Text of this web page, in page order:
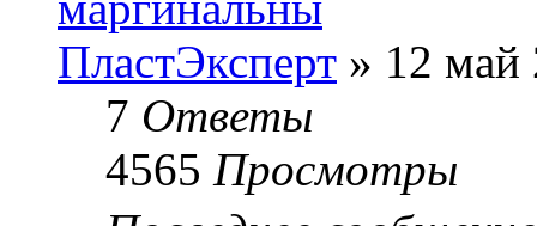
ПластЭксперт » 12 май
7 Ответы
4565 Просмотры